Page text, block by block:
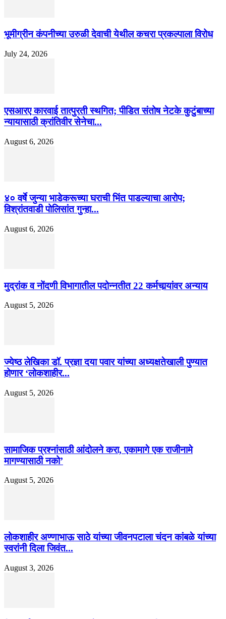
भूमीग्रीन कंपनीच्या उरुळी देवाची येथील कचरा प्रकल्पाला विरोध
July 24, 2026
एसआरए कारवाई तात्पुरती स्थगित; पीडित संतोष नेटके कुटुंबाच्या
न्यायासाठी क्रांतिवीर सेनेचा...
August 6, 2026
४० वर्षे जुन्या भाडेकरूच्या घराची भिंत पाडल्याचा आरोप;
विश्रांतवाडी पोलिसांत गुन्हा...
August 6, 2026
मुद्रांक व नोंदणी विभागातील पदोन्नतीत 22 कर्मचार्‍यांवर अन्याय
August 5, 2026
ज्येष्ठ लेखिका डॉ. प्रज्ञा दया पवार यांच्या अध्यक्षतेखाली पुण्यात
होणार ‘लोकशाहीर...
August 5, 2026
सामाजिक प्रश्नांसाठी आंदोलने करा, एकामागे एक राजीनामे
मागण्यासाठी नको’
August 5, 2026
लोकशाहीर अण्णाभाऊ साठे यांच्या जीवनपटाला चंदन कांबळे यांच्या
स्वरांनी दिला जिवंत...
August 3, 2026